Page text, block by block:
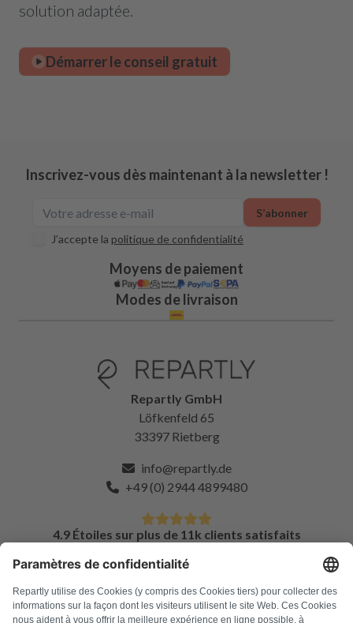
solution adaptée.
Démarrer le conseil gratuit
Inscrivez-vous dès maintenant à la newsletter !
J’accepte la politique de confidentialité
S’abonner
Moyens de paiement
Modes de livraison
Repartly GmbH
Löfkenfeld 65
33397 Rietberg
info@repartly.de
+49 (0) 2944 4899480
4.9 Étoiles sur plus de 11k clients satisfaits